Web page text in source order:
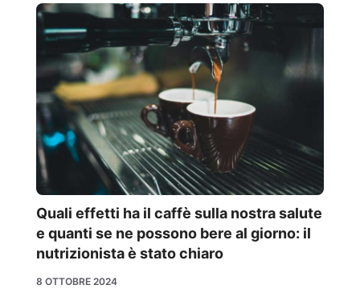
Quali effetti ha il caffè sulla nostra salute
e quanti se ne possono bere al giorno: il
nutrizionista è stato chiaro
8 OTTOBRE 2024